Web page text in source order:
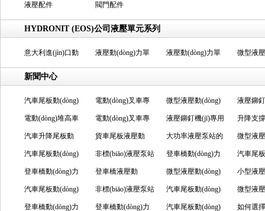
液壓配件 閥門配件
HYDRONIT (EOS)公司液壓單元系列
意大利進(jìn)口動
(dòng)力單元
液壓動(dòng)力單
元
液壓動(dòng)力單
元
微型液
力單元
新聞中心
汽車尾板動(dòng)
力單元的常見問題
表現(xiàn)及成因
電動(dòng)叉車專
用液壓單元的各方
面介紹
微型液壓動(dòng)
力單元哪里能用上
液壓鉚
液壓泵
法
電動(dòng)堆高車
專用動(dòng)力單
元的作用是什么？
電動(dòng)叉車專
用液壓單元的使用
細(xì)節(jié)
液壓鉚釘機(jī)專用
液壓泵站的工作原
理怎樣
升降支
理是什么
汽車升降尾板動
(dòng)力單元的使
用優(yōu)勢如何
貨車尾板液壓動
(dòng)力單元里面
都有啥
大功率液壓泵站的
作用怎樣
微型液
力單元
哪些保
汽車尾板動(dòng)
力單元的工作原理
非標(biāo)液壓泵站
的操作有什么講究
登車橋動(dòng)力
單元的工作原理細
(xì)分
汽車尾
力單元
提升
登車橋動(dòng)力
單元的工作原理包
括哪些
登車橋液壓動
(dòng)力單元主要
有什么功能
微型液壓動(dòng)
力單元的用途覆蓋
哪些領(lǐng)域
小型液
調(diào)
壓力
汽車尾板動(dòng)
力單元的故障有哪
非標(biāo)液壓泵站
具備的特點(diǎn)及
汽車尾板動(dòng)
力單元的具體作用
微型液
力單元
登車橋動(dòng)力 登車橋動(dòng)力 汽車尾板動(dòng) 如何選